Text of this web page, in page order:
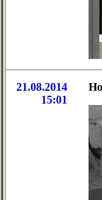
21.08.2014
15:01